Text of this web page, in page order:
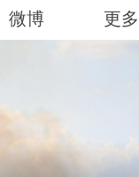
微博 更多